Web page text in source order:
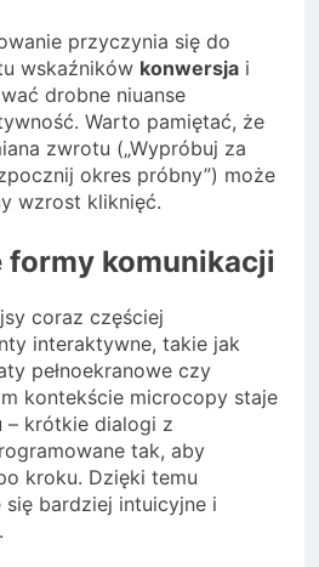
przyczynia się do
wskaźników konwersja i
drobne niuanse
Warto pamiętać, że
zwrotu („Wypróbuj za
okres próbny”) może
wzrost kliknięć.
formy komunikacji
coraz częściej
interaktywne, takie jak
pełnoekranowe czy
kontekście microcopy staje
– krótkie dialogi z
tak, aby
kroku. Dzięki temu
bardziej intuicyjne i